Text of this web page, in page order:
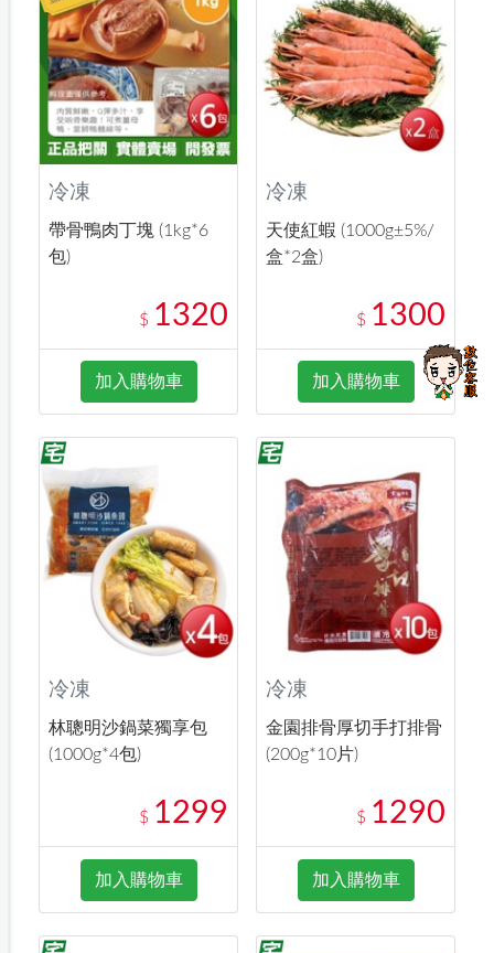
冷凍
帶骨鴨肉丁塊 (1kg*6
包)
$ 1320
加入購物車
冷凍
天使紅蝦 (1000g±5%/
盒*2盒)
$ 1300
加入購物車
冷凍
林聰明沙鍋菜獨享包
(1000g*4包)
$ 1299
加入購物車
冷凍
金園排骨厚切手打排骨
(200g*10片)
$ 1290
加入購物車